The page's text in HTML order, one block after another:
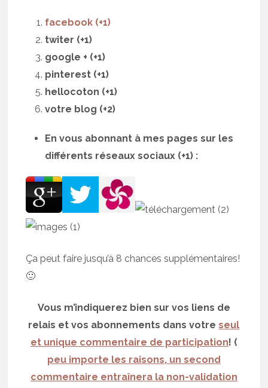
facebook (+1)
twiter (+1)
google + (+1)
pinterest (+1)
hellocoton (+1)
votre blog (+2)
En vous abonnant à mes pages sur les
différents réseaux sociaux (+1) :
Ça peut faire jusqu’à 8 chances supplémentaires!
🙂
Vous m’indiquerez bien sur vos liens de
relais et vos abonnements dans votreseul
et unique commentaire de participation! (
peu importe les raisons, un second
commentaire entraînera la non-validation